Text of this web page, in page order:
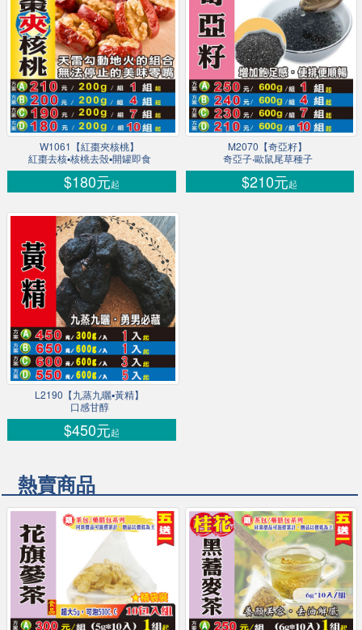
W1061【紅棗夾核桃】
紅棗去核▪核桃去殼▪開罐即食
$180元起
M2070【奇亞籽】
奇亞子‧歐鼠尾草種子
$210元起
L2190【九蒸九曬▪黃精】
口感甘醇
$450元起
熱賣商品